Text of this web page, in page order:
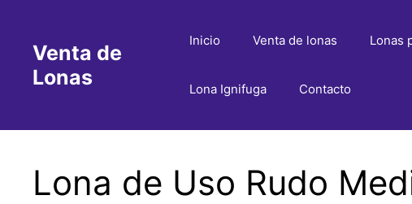
contenidoVenta de
Lonas
Inicio Venta de lonas Lonas
Lona Ignifuga Contacto
Lona de Uso Rudo